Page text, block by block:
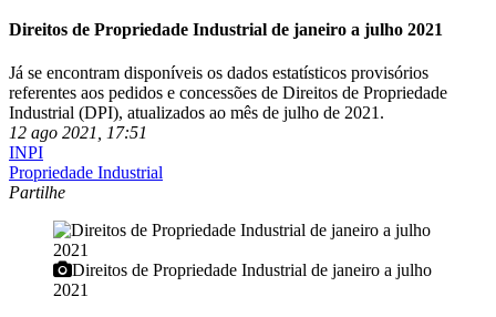
Direitos de Propriedade Industrial de janeiro a julho 2021
Já se encontram disponíveis os dados estatísticos provisórios
referentes aos pedidos e concessões de Direitos de Propriedade
Industrial (DPI), atualizados ao mês de julho de 2021.
12 ago 2021, 17:51
INPI
Propriedade Industrial
Partilhe
Direitos de Propriedade Industrial de janeiro a julho
2021